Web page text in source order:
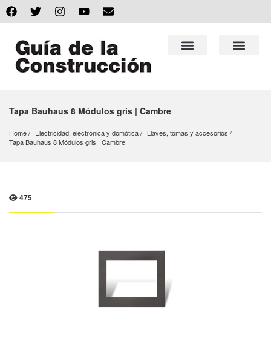
Tapa Bauhaus 8 Módulos gris | Cambre
Home Electricidad, electrónica y domótica
Llaves, tomas y accesorios
Tapa Bauhaus 8 Módulos gris | Cambre
475